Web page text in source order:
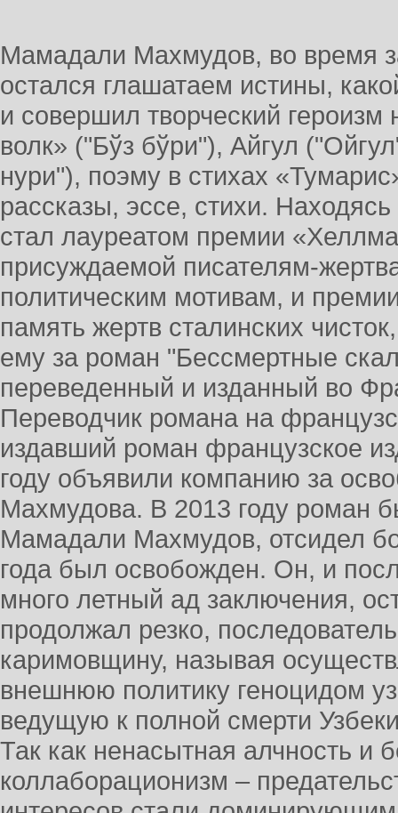
Мамадали Махмудов, во время
остался глашатаем истины,
и совершил творческий
волк» ("Бўз бўри"), Айгул
нури"), поэму в стихах
рассказы, эссе, стихи.
стал лауреатом премии
присуждаемой писателям-
политическим мотивам, и
память жертв сталинских
ему за роман "Бессмертные
переведенный и изданный во
Переводчик романа на
издавший роман французское
году объявили компанию за
Махмудова. В 2013 году роман
Мамадали Махмудов, отсидел
года был освобожден. Он, и
много летный ад заключения,
продолжал резко,
каримовщину, называя
внешнюю политику геноцидом
ведущую к полной смерти
Так как ненасытная алчность и
коллаборационизм –